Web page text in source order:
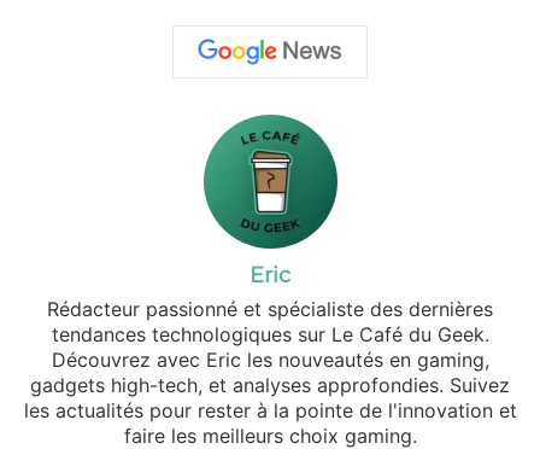
Eric
Rédacteur passionné et spécialiste des dernières
tendances technologiques sur Le Café du Geek.
Découvrez avec Eric les nouveautés en gaming,
gadgets high-tech, et analyses approfondies. Suivez
les actualités pour rester à la pointe de l'innovation et
faire les meilleurs choix gaming.